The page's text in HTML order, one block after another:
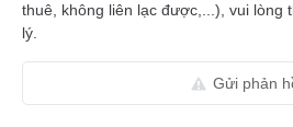
thuê, không liên lạc được,...), vui lòng
lý.
Gửi phản